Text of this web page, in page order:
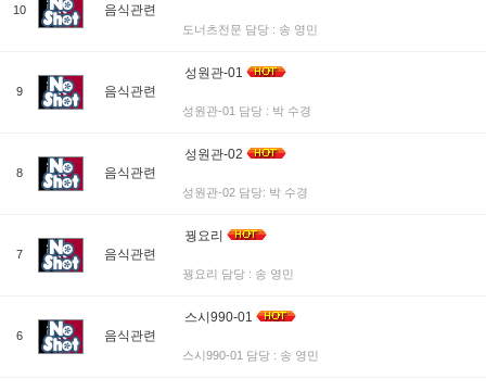
10 음식관련
도너츠전문 담당 : 송 영민
9 음식관련
성원관-01
성원관-01 담당 : 박 수경
8 음식관련
성원관-02
성원관-02 담당: 박 수경
7 음식관련
꿩요리
꿩요리 담당 : 송 영민
6 음식관련
스시990-01
스시990-01 담당 : 송 영민